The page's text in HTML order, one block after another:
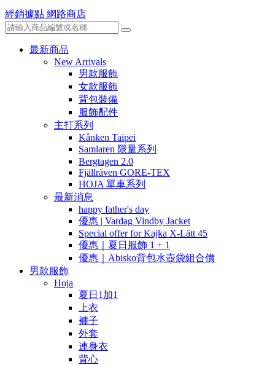
經銷據點 網路商店
最新商品
New Arrivals
男款服飾
女款服飾
背包裝備
服飾配件
主打系列
Kånken Taipei
Samlaren 限量系列
Bergtagen 2.0
Fjällräven GORE-TEX
HOJA 單車系列
最新消息
happy father's day
優惠 | Vardag Vindby Jacket
Special offer for Kajka X-Lätt 45
優惠｜夏日服飾 1 + 1
優惠｜Abisko背包水壺袋組合價
男款服飾
Hoja
夏日1加1
上衣
褲子
外套
連身衣
背心